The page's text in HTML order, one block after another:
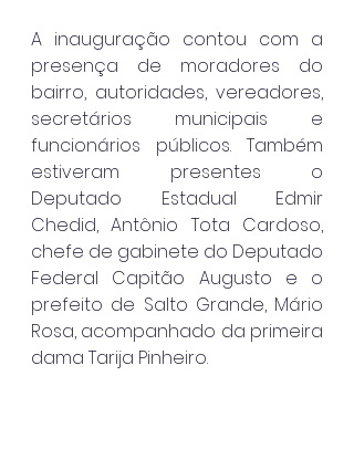
A inauguração contou com a
presença de moradores do
bairro, autoridades, vereadores,
secretários municipais e
funcionários públicos. Também
estiveram presentes o
Deputado Estadual Edmir
Chedid, Antônio Tota Cardoso,
chefe de gabinete do Deputado
Federal Capitão Augusto e o
prefeito de Salto Grande, Mário
Rosa, acompanhado da primeira
dama Tarija Pinheiro.